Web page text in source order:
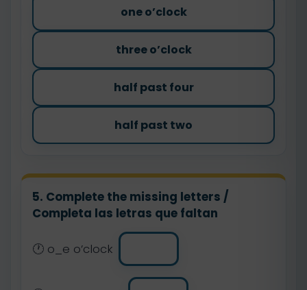
one o’clock
three o’clock
half past four
half past two
5. Complete the missing letters /
Completa las letras que faltan
🕐 o_e o’clock